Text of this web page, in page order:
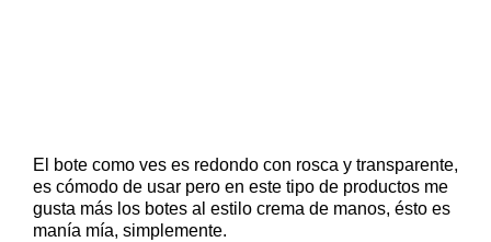
El bote como ves es redondo con rosca y transparente,
es cómodo de usar pero en este tipo de productos me
gusta más los botes al estilo crema de manos, ésto es
manía mía, simplemente.